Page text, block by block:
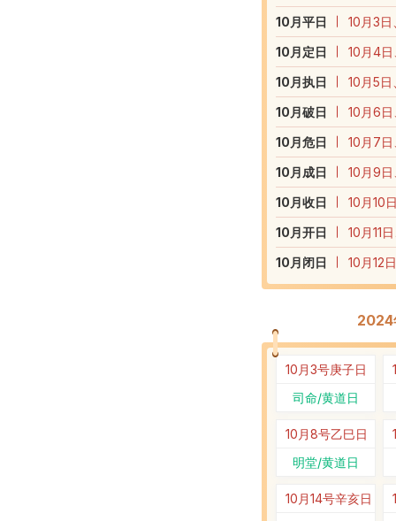
10 月平日
10月3日
10 月定日
10月4
10 月执日
10月5日
10 月破日
10月6日
10 月危日
10月7
10 月成日
10月9日
10 月收日
10月10
10 月开日
10月11
10 月闭日 10月12
2024
10月3号庚子日
司命/黄道日
10月8号乙巳日
明堂/黄道日
10月14号辛亥日